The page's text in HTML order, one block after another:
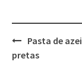
Post
navigation
Pasta de
pretas